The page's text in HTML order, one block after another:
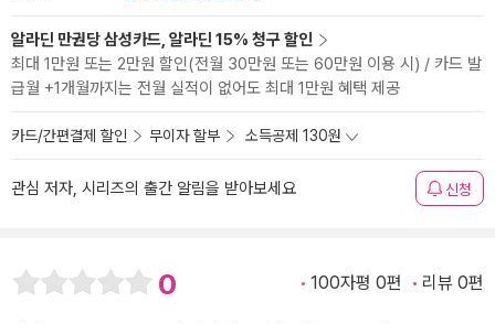
알라딘 만권당 삼성카드, 알라딘 15% 청구 할인
최대 1만원 또는 2만원 할인(전월 30만원 또는 60만원 이용 시) / 카드 발
급월 +1개월까지는 전월 실적이 없어도 최대 1만원 혜택 제공
카드/간편결제 할인 무이자 할부 소득공제 130원
관심 저자, 시리즈의 출간 알림을 받아보세요 신청
0 100자평 0편 리뷰 0편